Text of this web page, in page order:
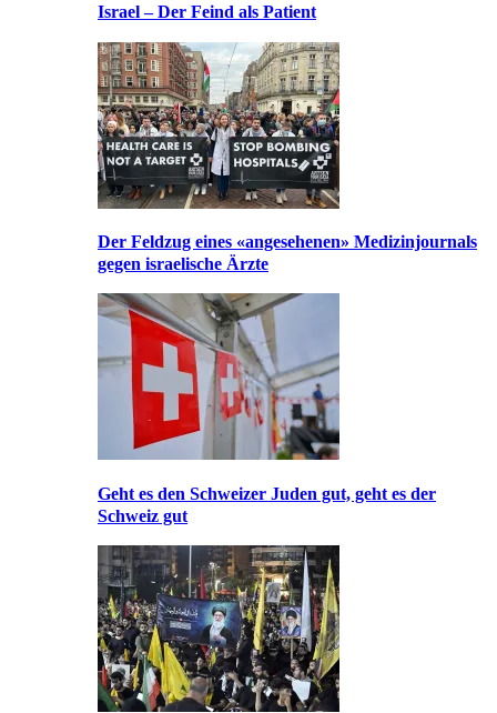
Israel – Der Feind als Patient
Der Feldzug eines «angesehenen» Medizinjournals
gegen israelische Ärzte
Geht es den Schweizer Juden gut, geht es der
Schweiz gut